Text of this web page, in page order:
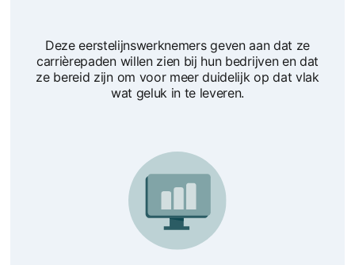
Deze eerstelijnswerknemers geven aan dat ze
carrièrepaden willen zien bij hun bedrijven en dat
ze bereid zijn om voor meer duidelijk op dat vlak
wat geluk in te leveren.